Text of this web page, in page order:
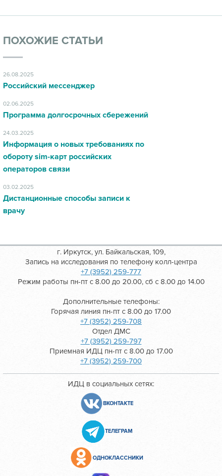
ПОХОЖИЕ СТАТЬИ
26.08.2025
Российский мессенджер
02.06.2025
Программа долгосрочных сбережений
24.03.2025
Информация о новых требованиях по
обороту sim-карт российских
операторов связи
03.02.2025
Дистанционные способы записи к
врачу
г. Иркутск, ул. Байкальская, 109,
Запись на исследования по телефону колл-центра
+7 (3952) 259-777
Режим работы пн-пт с 8.00 до 20.00, сб с 8.00 до 14.00
Дополнительные телефоны:
Горячая линия пн-пт с 8.00 до 17.00
+7 (3952) 259-708
Отдел ДМС
+7 (3952) 259-797
Приемная ИДЦ пн-пт с 8.00 до 17.00
+7 (3952) 259-700
ИДЦ в социальных сетях:
ВКОНТАКТЕ
ТЕЛЕГРАМ
ОДНОКЛАССНИКИ